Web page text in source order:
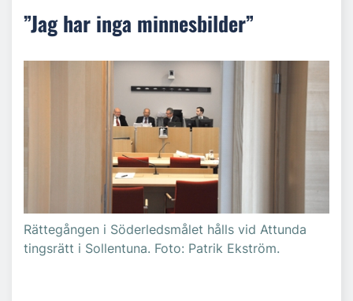
”Jag har inga minnesbilder”
Rättegången i Söderledsmålet hålls vid Attunda
tingsrätt i Sollentuna. Foto: Patrik Ekström.